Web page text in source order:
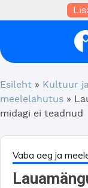
Esileht » Kultuur
meelelahutus »
midagi ei teadnud
Vaba aeg ja